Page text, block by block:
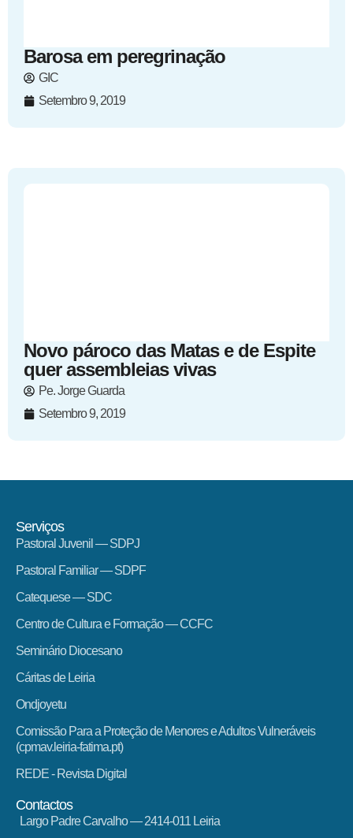
Barosa em peregrinação
GIC
Setembro 9, 2019
Novo pároco das Matas e de Espite
quer assembleias vivas
Pe. Jorge Guarda
Setembro 9, 2019
Serviços
Pastoral Juvenil — SDPJ
Pastoral Familiar — SDPF
Catequese — SDC
Centro de Cultura e Formação — CCFC
Seminário Diocesano
Cáritas de Leiria
Ondjoyetu
Comissão Para a Proteção de Menores e Adultos Vulneráveis
(cpmav.leiria-fatima.pt)
REDE - Revista Digital
Contactos
Largo Padre Carvalho — 2414-011 Leiria